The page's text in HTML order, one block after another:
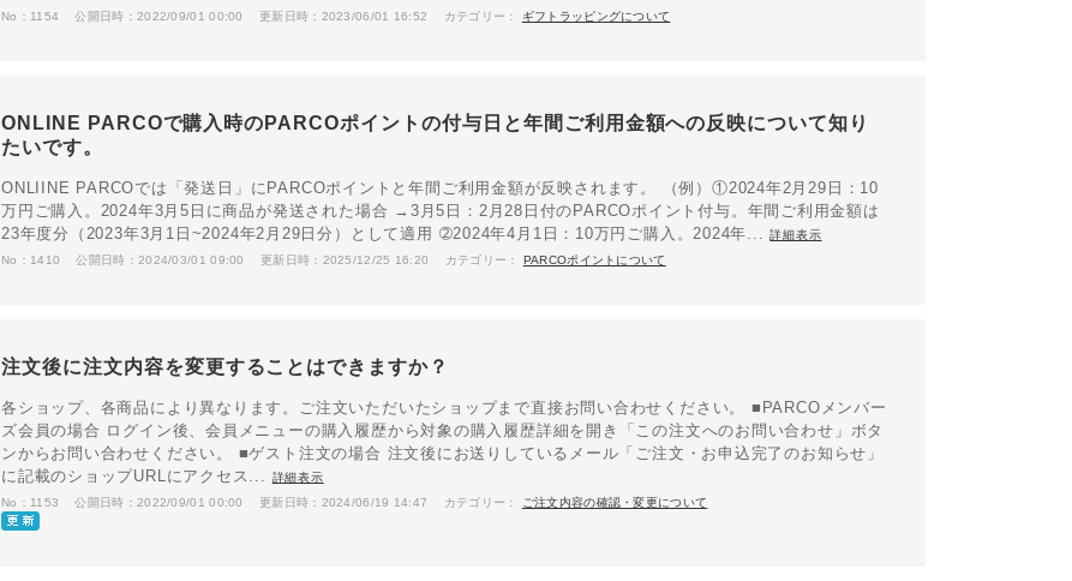
No：1154
公開日時：2022/09/01 00:00 更新日時：2023/06/01 16:52 カテゴリー： ギフトラッピングについて
ONLINE PARCOで購入時のPARCOポイントの付与日と年間ご利用金額への反映について知り
たいです。
ONLIINE PARCOでは「発送日」にPARCOポイントと年間ご利用金額が反映されます。 （例） ​​​​​​①2024年2月29日：10
万円ご購入。2024年3月5日に商品が発送された場合 →3月5日：2月28日付のPARCOポイント付与。年間ご利用金額は
23年度分（2023年3月1日~2024年2月29日分）として適用 ➁2024年4月1日：10万円ご購入。2024年...詳細表示
No：1410
公開日時：2024/03/01 09:00 更新日時：2025/12/25 16:20 カテゴリー： PARCOポイントについて
注文後に注文内容を変更することはできますか？
各ショップ、各商品により異なります。ご注文いただいたショップまで直接お問い合わせください。 ■PARCOメンバー
ズ会員の場合 ログイン後、会員メニューの購入履歴から対象の購入履歴詳細を開き「この注文へのお問い合わせ」ボタ
ンからお問い合わせください。 ■ゲスト注文の場合 注文後にお送りしているメール「ご注文・お申込完了のお知らせ」
に記載のショップURLにアクセス...
詳細表示
No：1153
公開日時：2022/09/01 00:00 更新日時：2024/06/19 14:47 カテゴリー： ご注文内容の確認・変更について